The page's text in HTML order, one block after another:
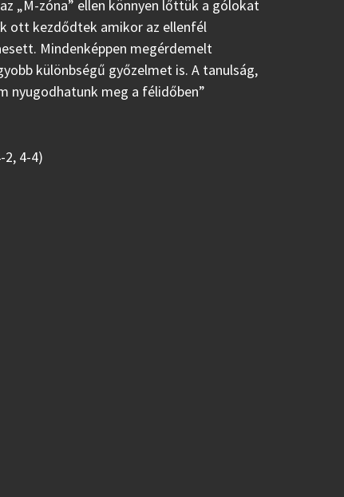
„M-zóna” ellen könnyen lőttük a gólokat
ott kezdődtek amikor az ellenfél
Mindenképpen megérdemelt
különbségű győzelmet is. A tanulság,
nyugodhatunk meg a félidőben”
2, 4-4)